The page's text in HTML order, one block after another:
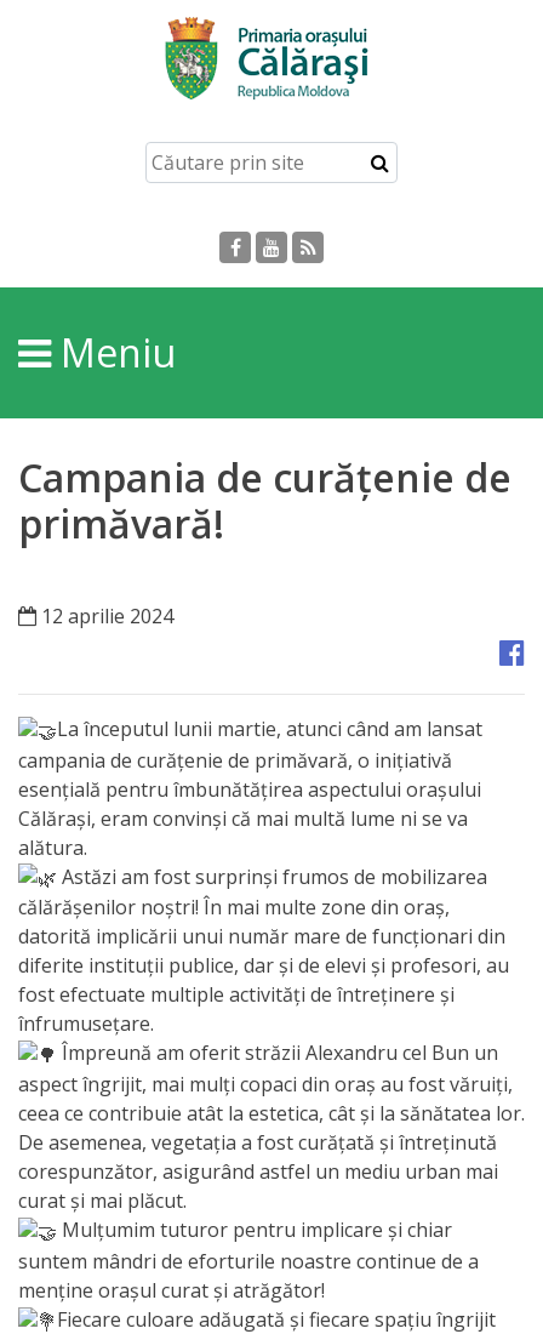
Despre
Orașului
Personalități
Regulamente
Orașe
Registrul
de
Stat
al
Actelor
Locale
Primăria
Aparatul
Primăriei
Lista
colaboratorilor
Primăriei
Călăraşi
Meniu
Campania de curățenie de
primăvară!
12 aprilie 2024
La începutul lunii martie, atunci când am lansat
campania de curățenie de primăvară, o inițiativă
esențială pentru îmbunătățirea aspectului orașului
Călărași, eram convinși că mai multă lume ni se va
alătura.
Astăzi am fost surprinși frumos de mobilizarea
călărășenilor noștri! În mai multe zone din oraș,
datorită implicării unui număr mare de funcționari din
diferite instituții publice, dar și de elevi și profesori, au
fost efectuate multiple activități de întreținere și
înfrumusețare.
Împreună am oferit străzii Alexandru cel Bun un
aspect îngrijit, mai mulți copaci din oraș au fost văruiți,
ceea ce contribuie atât la estetica, cât și la sănătatea lor.
De asemenea, vegetația a fost curățată și întreținută
corespunzător, asigurând astfel un mediu urban mai
curat și mai plăcut.
Mulțumim tuturor pentru implicare și chiar
suntem mândri de eforturile noastre continue de a
menține orașul curat și atrăgător!
Fiecare culoare adăugată și fiecare spațiu îngrijit